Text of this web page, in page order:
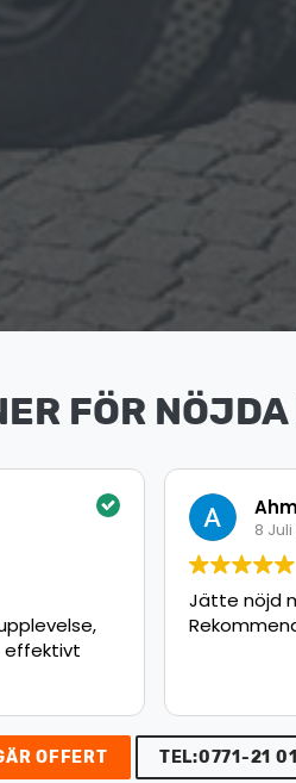
FÖR
Ahmed
Jätte nöjd med flytten.
Rekommenderar starkt!
OFFERT TEL:0771-21